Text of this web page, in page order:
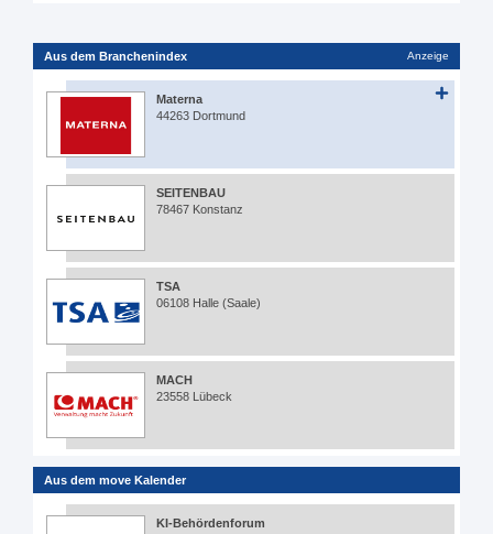
Aus dem Branchenindex Anzeige
Materna
44263 Dortmund
SEITENBAU
78467 Konstanz
TSA
06108 Halle (Saale)
MACH
23558 Lübeck
Aus dem move Kalender
KI-Behördenforum